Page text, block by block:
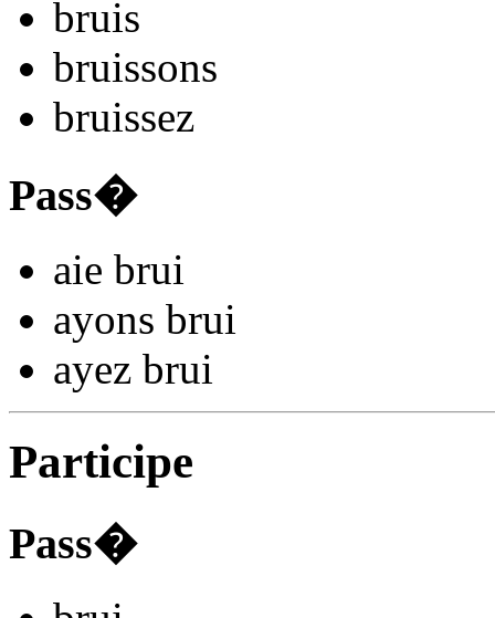
bruis
bruissons
bruissez
Pass�
aie brui
ayons brui
ayez brui
Participe
Pass�